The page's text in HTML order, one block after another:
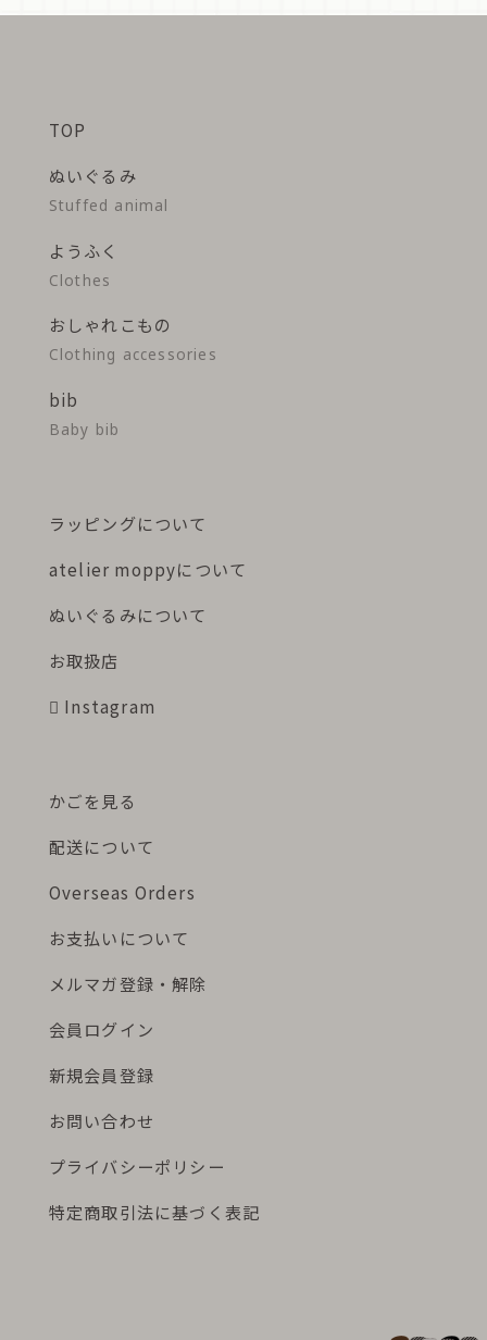
TOP
ぬいぐるみ
Stuffed animal
ようふく
Clothes
おしゃれこもの
Clothing accessories
bib
Baby bib
ラッピングについて
atelier moppyについて
ぬいぐるみについて
お取扱店
Instagram
かごを見る
配送について
Overseas Orders
お支払いについて
メルマガ登録・解除
会員ログイン
新規会員登録
お問い合わせ
プライバシーポリシー
特定商取引法に基づく表記